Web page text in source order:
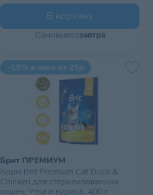
В корзину
Самовывоззавтра
-15% в чеке от 25р
Брит ПРЕМИУМ
Корм Brit Premium Cat Duck &
Chicken для стерилизованных
кошек, Утка и курица, 400 г